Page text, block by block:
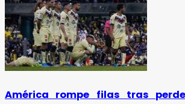
América rompe filas tras